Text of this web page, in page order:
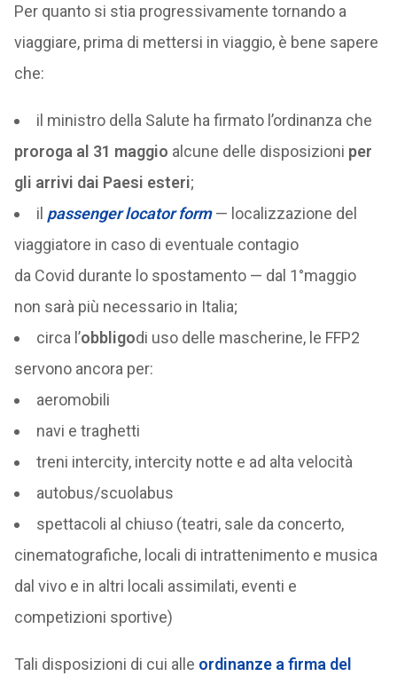
Per quanto si stia progressivamente tornando a
viaggiare, prima di mettersi in viaggio, è bene sapere
che:
il ministro della Salute ha firmato l’ordinanza che
proroga al 31 maggio alcune delle disposizioni per
gli arrivi dai Paesi esteri;
il passenger locator form— localizzazione del
viaggiatore in caso di eventuale contagio
da Covid durante lo spostamento — dal 1°maggio
non sarà più necessario in Italia;
circa l’obbligodi uso delle mascherine, le FFP2
servono ancora per:
aeromobili
navi e traghetti
treni intercity, intercity notte e ad alta velocità
autobus/scuolabus
spettacoli al chiuso (teatri, sale da concerto,
cinematografiche, locali di intrattenimento e musica
dal vivo e in altri locali assimilati, eventi e
competizioni sportive)
Tali disposizioni di cui alle ordinanze a firma del